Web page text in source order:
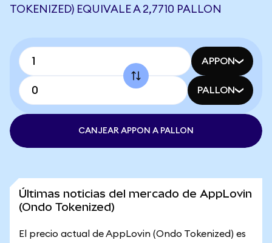
TOKENIZED) EQUIVALE A 2,7710 PALLON
APPON
PALLON
CANJEAR APPON A PALLON
Últimas noticias del mercado de AppLovin
(Ondo Tokenized)
El precio actual de AppLovin (Ondo Tokenized) es